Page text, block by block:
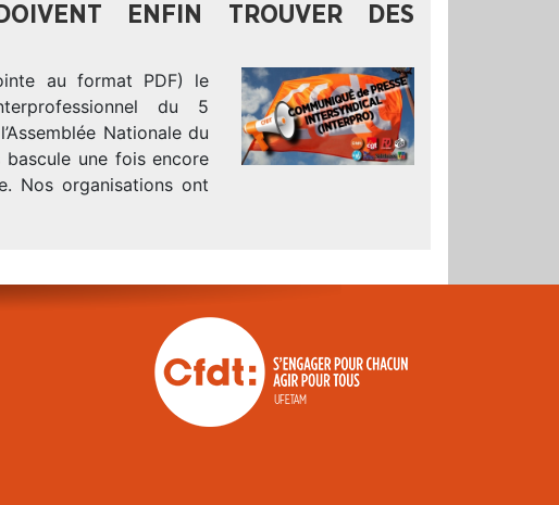
ENFIN TROUVER DES
au format PDF) le
du 5
Nationale du
une fois encore
Nos organisations ont